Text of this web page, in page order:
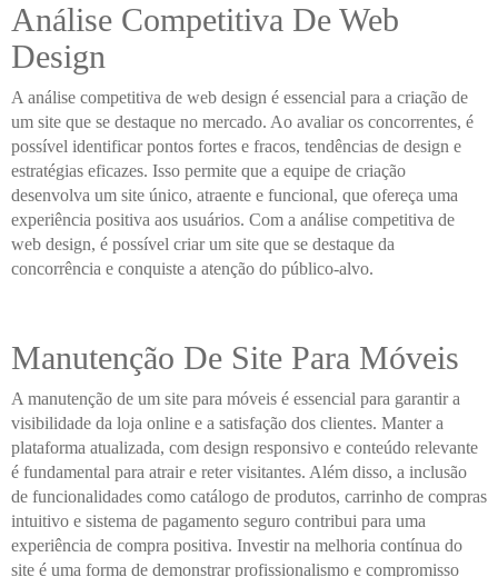
Análise Competitiva De Web
Design
A análise competitiva de web design é essencial para a criação de
um site que se destaque no mercado. Ao avaliar os concorrentes, é
possível identificar pontos fortes e fracos, tendências de design e
estratégias eficazes. Isso permite que a equipe de criação
desenvolva um site único, atraente e funcional, que ofereça uma
experiência positiva aos usuários. Com a análise competitiva de
web design, é possível criar um site que se destaque da
concorrência e conquiste a atenção do público-alvo.
Manutenção De Site Para Móveis
A manutenção de um site para móveis é essencial para garantir a
visibilidade da loja online e a satisfação dos clientes. Manter a
plataforma atualizada, com design responsivo e conteúdo relevante
é fundamental para atrair e reter visitantes. Além disso, a inclusão
de funcionalidades como catálogo de produtos, carrinho de compras
intuitivo e sistema de pagamento seguro contribui para uma
experiência de compra positiva. Investir na melhoria contínua do
site é uma forma de demonstrar profissionalismo e compromisso